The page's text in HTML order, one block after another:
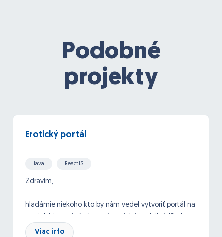
Podobné
projekty
Erotický portál
Java ReactJS
Zdravím,
hladámie niekoho kto by nám vedel vytvoriť portál na
medinárodný inzertný systém, kde by si vedeli
Viac info